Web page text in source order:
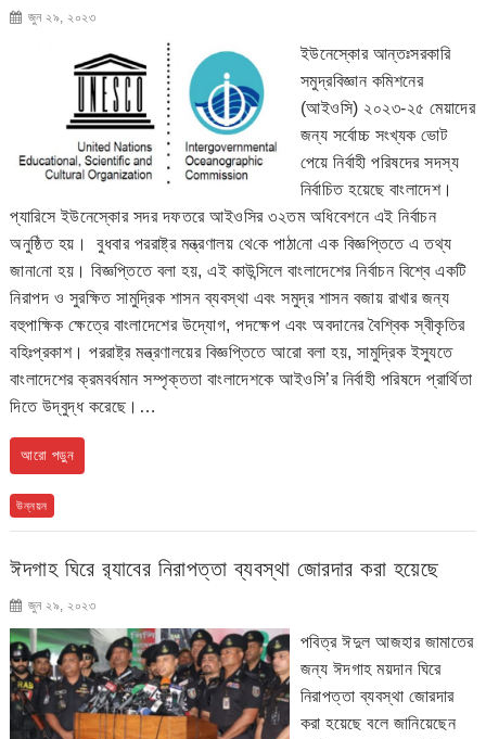
জুন ২৯, ২০২৩
ইউনেস্কোর আন্তঃসরকারি
সমুদ্রবিজ্ঞান কমিশনের
(আইওসি) ২০২৩-২৫ মেয়াদের
জন্য সর্বোচ্চ সংখ্যক ভোট
পেয়ে নির্বাহী পরিষদের সদস্য
নির্বাচিত হয়েছে বাংলাদেশ।
প্যারিসে ইউনেস্কোর সদর দফতরে আইওসির ৩২তম অধিবেশনে এই নির্বাচন
অনুষ্ঠিত হয়। বুধবার পররাষ্ট্র মন্ত্রণালয় থে‌কে পাঠা‌নো এক বিজ্ঞপ্তিতে এ তথ্য
জানা‌নো হয়। বিজ্ঞপ্তিতে বলা হয়, এই কাউন্সিলে বাংলাদেশের নির্বাচন বিশ্বে একটি
নিরাপদ ও সুরক্ষিত সামুদ্রিক শাসন ব্যবস্থা এবং সমুদ্র শাসন বজায় রাখার জন্য
বহুপাক্ষিক ক্ষেত্রে বাংলাদেশের উদ্যোগ, পদক্ষেপ এবং অবদানের বৈশ্বিক স্বীকৃতির
বহিঃপ্রকাশ। পররাষ্ট্র মন্ত্রণালয়ের বিজ্ঞপ্তিতে আরো বলা হয়, সামুদ্রিক ইস্যুতে
বাংলাদেশের ক্রমবর্ধমান সম্পৃক্ততা বাংলাদেশকে আইওসি’র নির্বাহী পরিষদে প্রার্থিতা
দিতে উদ্বুদ্ধ করেছে।…
আরো পড়ুন
উন্নয়ন
ঈদগাহ ঘিরে র‌্যাবের নিরাপত্তা ব্যবস্থা জোরদার করা হয়েছে
জুন ২৯, ২০২৩
পবিত্র ঈদুল আজহার জামাতের
জন্য ঈদগাহ ময়দান ঘিরে
নিরাপত্তা ব্যবস্থা জোরদার
করা হয়েছে বলে জানিয়েছেন